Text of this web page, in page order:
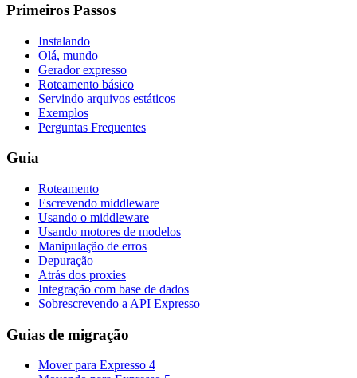
Primeiros Passos
Instalando
Olá, mundo
Gerador expresso
Roteamento básico
Servindo arquivos estáticos
Exemplos
Perguntas Frequentes
Guia
Roteamento
Escrevendo middleware
Usando o middleware
Usando motores de modelos
Manipulação de erros
Depuração
Atrás dos proxies
Integração com base de dados
Sobrescrevendo a API Expresso
Guias de migração
Mover para Expresso 4